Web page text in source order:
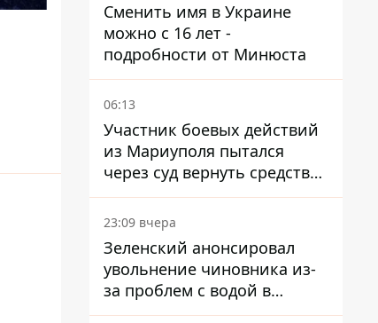
Сменить имя в Украине
можно с 16 лет -
подробности от Минюста
06:13
Участник боевых действий
из Мариуполя пытался
через суд вернуть средства
субсидии со счета в
Ощадбанке – каким было
решение
23:09 вчера
Зеленский анонсировал
увольнение чиновника из-
за проблем с водой в
Марганце